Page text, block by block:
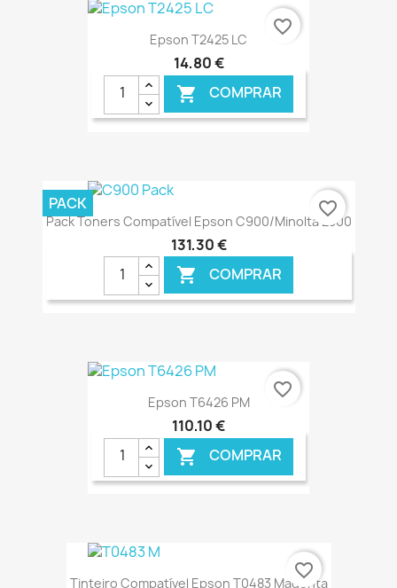
Epson T2425 LC
14,80 €
 COMPRAR
favorite_border
Pack Toners Compatível Epson C900/Minolta 2300
131,30 €
 COMPRAR
€ ONLINE
PACK favorite_border
Epson T6426 PM
110,10 €
 COMPRAR
€ ONLINE
favorite_border
Tinteiro Compatível Epson T0483 Magenta
favorite_border